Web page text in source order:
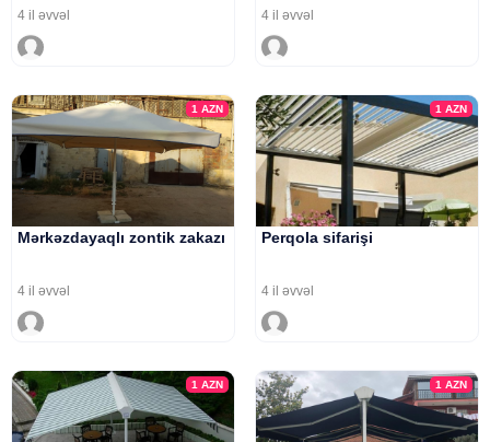
4 il əvvəl 4 il əvvəl
1AZN
Mərkəzdayaqlı zontik zakazı
4 il əvvəl
1 AZN
Perqola sifarişi
4 il əvvəl
1AZN 1 AZN